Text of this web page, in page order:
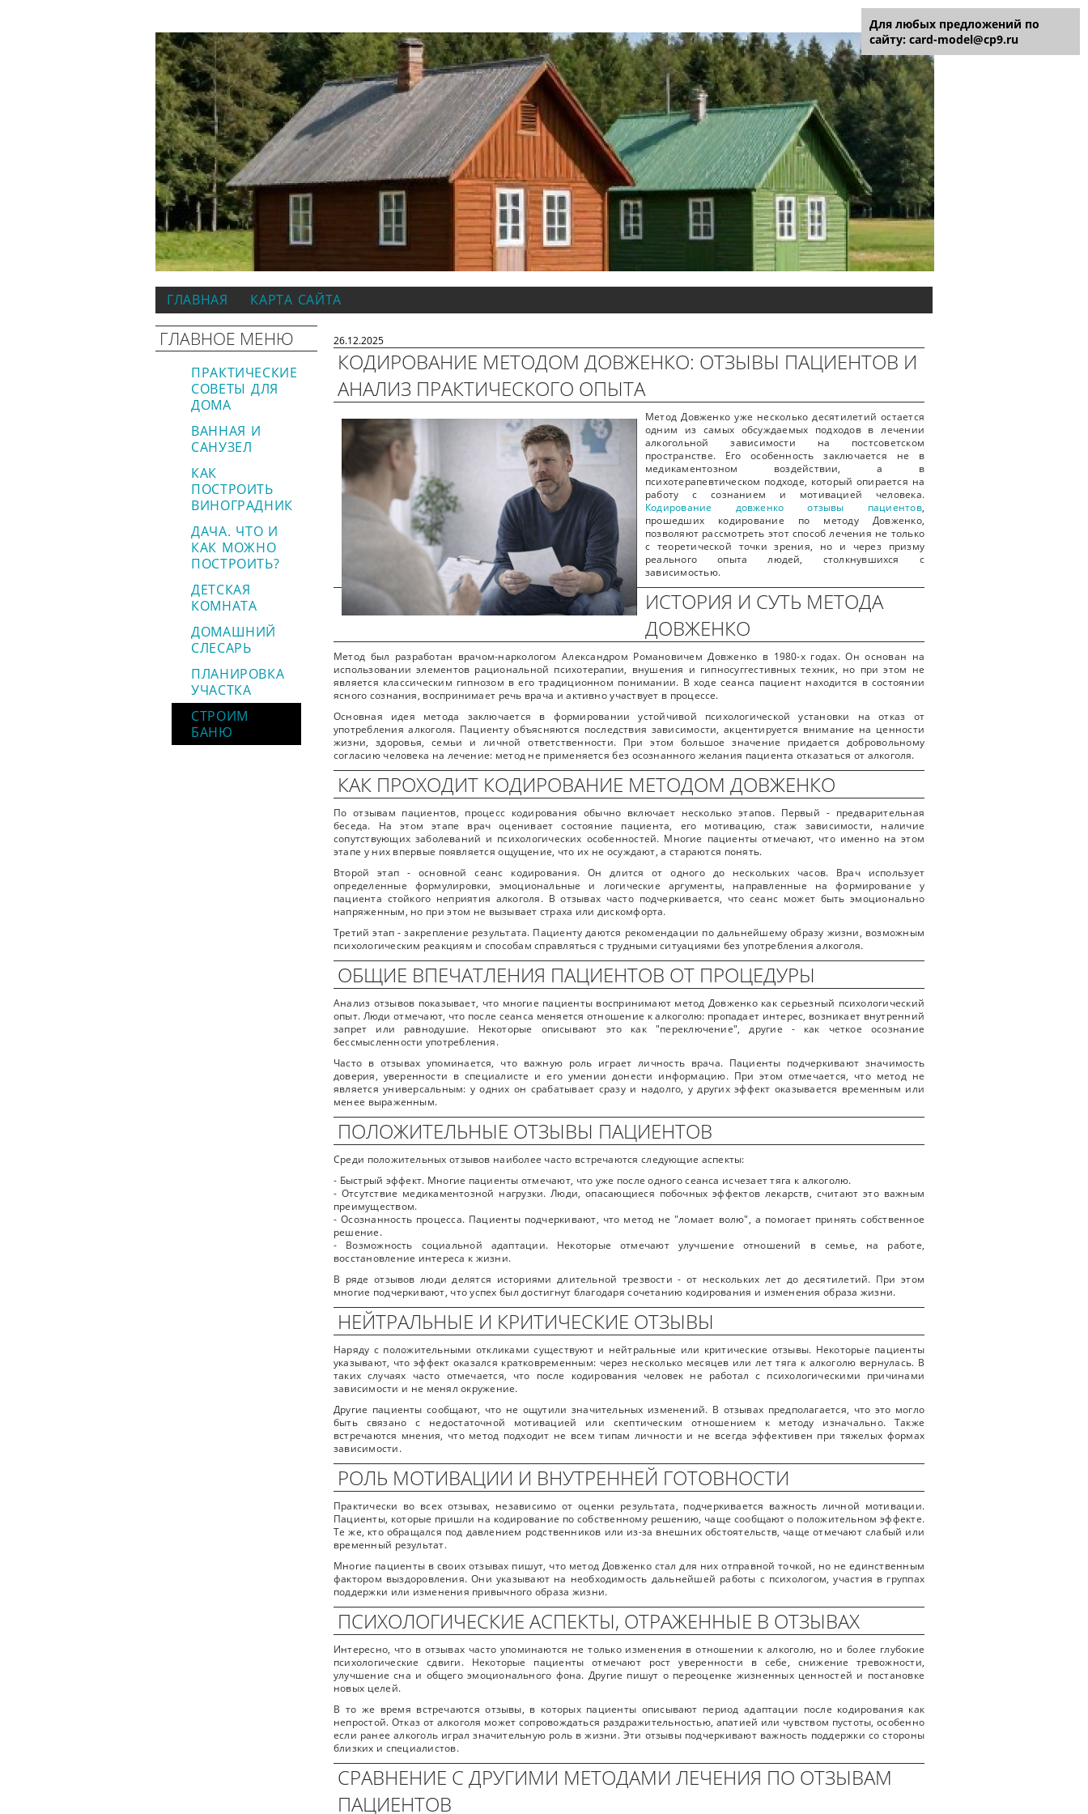
ГЛАВНАЯ КАРТА САЙТА
ГЛАВНОЕ МЕНЮ
ПРАКТИЧЕСКИЕ
СОВЕТЫ ДЛЯ
ДОМА
ВАННАЯ И
САНУЗЕЛ
КАК
ПОСТРОИТЬ
ВИНОГРАДНИК
ДАЧА. ЧТО И
КАК МОЖНО
ПОСТРОИТЬ?
ДЕТСКАЯ
КОМНАТА
ДОМАШНИЙ
СЛЕСАРЬ
ПЛАНИРОВКА
УЧАСТКА
СТРОИМ
БАНЮ
26.12.2025
КОДИРОВАНИЕ МЕТОДОМ ДОВЖЕНКО: ОТЗЫВЫ ПАЦИЕНТОВ И
АНАЛИЗ ПРАКТИЧЕСКОГО ОПЫТА
Метод Довженко уже несколько десятилетий остается
одним из самых обсуждаемых подходов в лечении
алкогольной зависимости на постсоветском
пространстве. Его особенность заключается не в
медикаментозном воздействии, а в
психотерапевтическом подходе, который опирается на
работу с сознанием и мотивацией человека.
Кодирование довженко отзывы пациентов,
прошедших кодирование по методу Довженко,
позволяют рассмотреть этот способ лечения не только
с теоретической точки зрения, но и через призму
реального опыта людей, столкнувшихся с
зависимостью.
ИСТОРИЯ И СУТЬ МЕТОДА
ДОВЖЕНКО
Метод был разработан врачом-наркологом Александром Романовичем Довженко в 1980-х годах. Он основан на
использовании элементов рациональной психотерапии, внушения и гипносуггестивных техник, но при этом не
является классическим гипнозом в его традиционном понимании. В ходе сеанса пациент находится в состоянии
ясного сознания, воспринимает речь врача и активно участвует в процессе.
Основная идея метода заключается в формировании устойчивой психологической установки на отказ от
употребления алкоголя. Пациенту объясняются последствия зависимости, акцентируется внимание на ценности
жизни, здоровья, семьи и личной ответственности. При этом большое значение придается добровольному
согласию человека на лечение: метод не применяется без осознанного желания пациента отказаться от алкоголя.
КАК ПРОХОДИТ КОДИРОВАНИЕ МЕТОДОМ ДОВЖЕНКО
По отзывам пациентов, процесс кодирования обычно включает несколько этапов. Первый - предварительная
беседа. На этом этапе врач оценивает состояние пациента, его мотивацию, стаж зависимости, наличие
сопутствующих заболеваний и психологических особенностей. Многие пациенты отмечают, что именно на этом
этапе у них впервые появляется ощущение, что их не осуждают, а стараются понять.
Второй этап - основной сеанс кодирования. Он длится от одного до нескольких часов. Врач использует
определенные формулировки, эмоциональные и логические аргументы, направленные на формирование у
пациента стойкого неприятия алкоголя. В отзывах часто подчеркивается, что сеанс может быть эмоционально
напряженным, но при этом не вызывает страха или дискомфорта.
Третий этап - закрепление результата. Пациенту даются рекомендации по дальнейшему образу жизни, возможным
психологическим реакциям и способам справляться с трудными ситуациями без употребления алкоголя.
ОБЩИЕ ВПЕЧАТЛЕНИЯ ПАЦИЕНТОВ ОТ ПРОЦЕДУРЫ
Анализ отзывов показывает, что многие пациенты воспринимают метод Довженко как серьезный психологический
опыт. Люди отмечают, что после сеанса меняется отношение к алкоголю: пропадает интерес, возникает внутренний
запрет или равнодушие. Некоторые описывают это как "переключение", другие - как четкое осознание
бессмысленности употребления.
Часто в отзывах упоминается, что важную роль играет личность врача. Пациенты подчеркивают значимость
доверия, уверенности в специалисте и его умении донести информацию. При этом отмечается, что метод не
является универсальным: у одних он срабатывает сразу и надолго, у других эффект оказывается временным или
менее выраженным.
ПОЛОЖИТЕЛЬНЫЕ ОТЗЫВЫ ПАЦИЕНТОВ
Среди положительных отзывов наиболее часто встречаются следующие аспекты:
- Быстрый эффект. Многие пациенты отмечают, что уже после одного сеанса исчезает тяга к алкоголю.
- Отсутствие медикаментозной нагрузки. Люди, опасающиеся побочных эффектов лекарств, считают это важным
преимуществом.
- Осознанность процесса. Пациенты подчеркивают, что метод не "ломает волю", а помогает принять собственное
решение.
- Возможность социальной адаптации. Некоторые отмечают улучшение отношений в семье, на работе,
восстановление интереса к жизни.
В ряде отзывов люди делятся историями длительной трезвости - от нескольких лет до десятилетий. При этом
многие подчеркивают, что успех был достигнут благодаря сочетанию кодирования и изменения образа жизни.
НЕЙТРАЛЬНЫЕ И КРИТИЧЕСКИЕ ОТЗЫВЫ
Наряду с положительными откликами существуют и нейтральные или критические отзывы. Некоторые пациенты
указывают, что эффект оказался кратковременным: через несколько месяцев или лет тяга к алкоголю вернулась. В
таких случаях часто отмечается, что после кодирования человек не работал с психологическими причинами
зависимости и не менял окружение.
Другие пациенты сообщают, что не ощутили значительных изменений. В отзывах предполагается, что это могло
быть связано с недостаточной мотивацией или скептическим отношением к методу изначально. Также
встречаются мнения, что метод подходит не всем типам личности и не всегда эффективен при тяжелых формах
зависимости.
РОЛЬ МОТИВАЦИИ И ВНУТРЕННЕЙ ГОТОВНОСТИ
Практически во всех отзывах, независимо от оценки результата, подчеркивается важность личной мотивации.
Пациенты, которые пришли на кодирование по собственному решению, чаще сообщают о положительном эффекте.
Те же, кто обращался под давлением родственников или из-за внешних обстоятельств, чаще отмечают слабый или
временный результат.
Многие пациенты в своих отзывах пишут, что метод Довженко стал для них отправной точкой, но не единственным
фактором выздоровления. Они указывают на необходимость дальнейшей работы с психологом, участия в группах
поддержки или изменения привычного образа жизни.
ПСИХОЛОГИЧЕСКИЕ АСПЕКТЫ, ОТРАЖЕННЫЕ В ОТЗЫВАХ
Интересно, что в отзывах часто упоминаются не только изменения в отношении к алкоголю, но и более глубокие
психологические сдвиги. Некоторые пациенты отмечают рост уверенности в себе, снижение тревожности,
улучшение сна и общего эмоционального фона. Другие пишут о переоценке жизненных ценностей и постановке
новых целей.
В то же время встречаются отзывы, в которых пациенты описывают период адаптации после кодирования как
непростой. Отказ от алкоголя может сопровождаться раздражительностью, апатией или чувством пустоты, особенно
если ранее алкоголь играл значительную роль в жизни. Эти отзывы подчеркивают важность поддержки со стороны
близких и специалистов.
СРАВНЕНИЕ С ДРУГИМИ МЕТОДАМИ ЛЕЧЕНИЯ ПО ОТЗЫВАМ
ПАЦИЕНТОВ
Для любых предложений по
сайту: card-model@cp9.ru